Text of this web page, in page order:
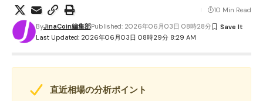
Last Updated: 2026年06月03日 08時29分 8:29 AM
ByJinaCoin編集部Published: 2026年06月03日 08時28分
10 Min Read
直近相場の分析ポイント